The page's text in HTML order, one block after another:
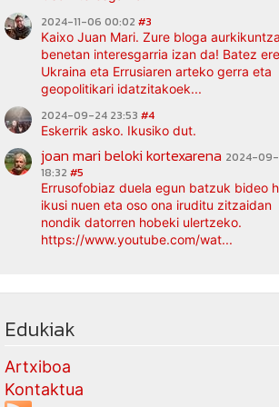
2024-11-06 00:02 #3
Kaixo Juan Mari. Zure bloga aurkikuntza
benetan interesgarria izan da! Batez ere
Ukraina eta Errusiaren arteko gerra eta
geopolitikari idatzitakoek...
2024-09-24 23:53 #4
Eskerrik asko. Ikusiko dut.
joan mari beloki kortexarena 2024-
18:32 #5
Errusofobiaz duela egun batzuk bideo
ikusi nuen eta oso ona iruditu zitzaidan
nondik datorren hobeki ulertzeko.
https://www.youtube.com/wat...
Edukiak
Artxiboa
Kontaktua